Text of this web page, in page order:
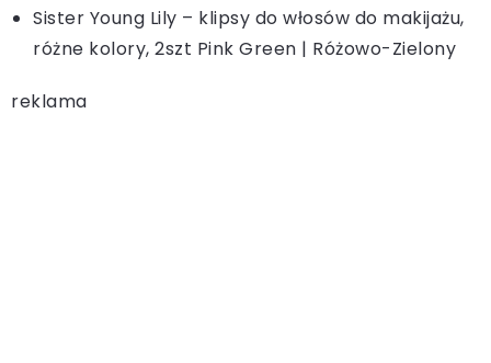
Sister Young Lily – klipsy do włosów do makijażu,
różne kolory, 2szt Pink Green | Różowo-Zielony
reklama